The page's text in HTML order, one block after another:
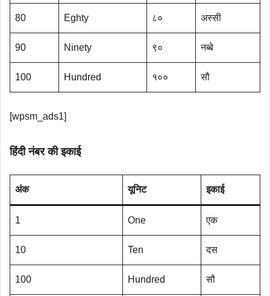
80 Eghty ८० अस्सी
90 Ninety ९० नब्बे
100 Hundred १०० सौ
[wpsm_ads1]
हिंदी नंबर की इकाई
अंक यूनिट इकाई
1 One एक
10 Ten दस
100 Hundred सौ